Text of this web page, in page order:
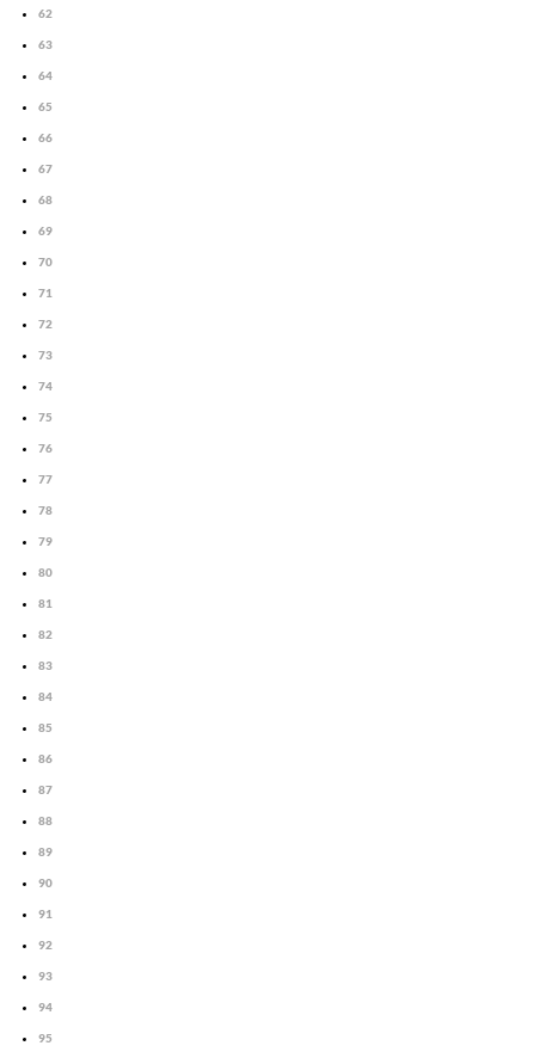
62
63
64
65
66
67
68
69
70
71
72
73
74
75
76
77
78
79
80
81
82
83
84
85
86
87
88
89
90
91
92
93
94
95